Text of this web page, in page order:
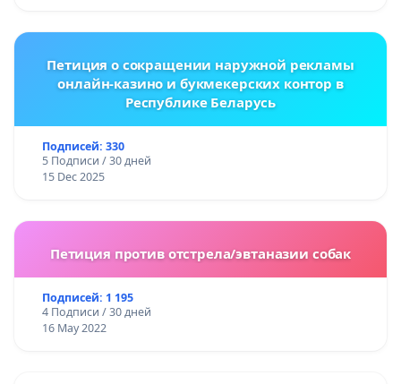
Петиция о сокращении наружной рекламы
онлайн-казино и букмекерских контор в
Республике Беларусь
Подписей: 330
5 Подписи / 30 дней
15 Dec 2025
Петиция против отстрела/эвтаназии собак
Подписей: 1 195
4 Подписи / 30 дней
16 May 2022